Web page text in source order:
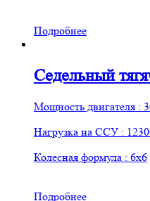
Подробнее
Седельный
Мощность двигателя :
Нагрузка на ССУ :
Колесная формула : 6х6
Подробнее